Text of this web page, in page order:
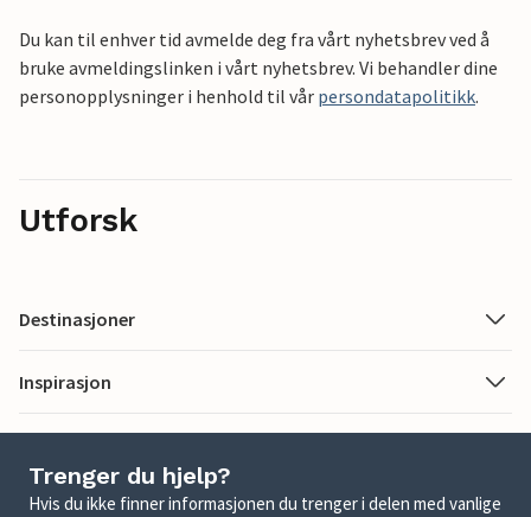
Du kan til enhver tid avmelde deg fra vårt nyhetsbrev ved å
bruke avmeldingslinken i vårt nyhetsbrev. Vi behandler dine
personopplysninger i henhold til vår persondatapolitikk.
Utforsk
Destinasjoner
Inspirasjon
Trenger du hjelp?
Hvis du ikke finner informasjonen du trenger i delen med vanlige